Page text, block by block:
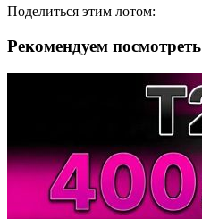
Поделиться этим лотом:
Рекомендуем посмотреть